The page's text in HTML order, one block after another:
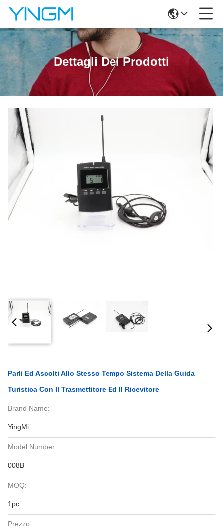
Dettagli Dei Prodotti
Parli Ed Ascolti Allo Stesso Tempo Sistema Della Guida
Turistica Con Il Trasmettitore Ed Il Ricevitore
Brand Name:
YingMi
Model Number:
008B
MOQ:
1pc
Prezzo: